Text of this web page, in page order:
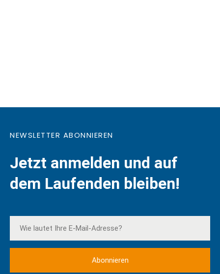
NEWSLETTER ABONNIEREN
Jetzt anmelden und auf
dem Laufenden bleiben!